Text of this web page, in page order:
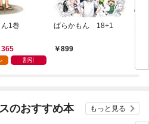
1巻
365
割引
ばらかもん 18+1
899
のおすすめ本 もっと見る